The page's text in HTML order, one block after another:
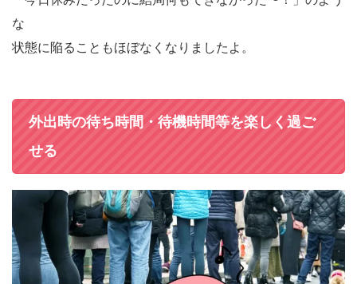
な
状態に陥ることもほぼなくなりましたよ。
外出時の待ち時間・待機時間等を楽しく過ご
せる